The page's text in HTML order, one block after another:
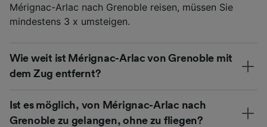
Mérignac-Arlac nach Grenoble reisen, müssen Sie
mindestens 3 x umsteigen.
Wie weit ist Mérignac-Arlac von Grenoble mit
dem Zug entfernt?
Ist es möglich, von Mérignac-Arlac nach
Grenoble zu gelangen, ohne zu fliegen?